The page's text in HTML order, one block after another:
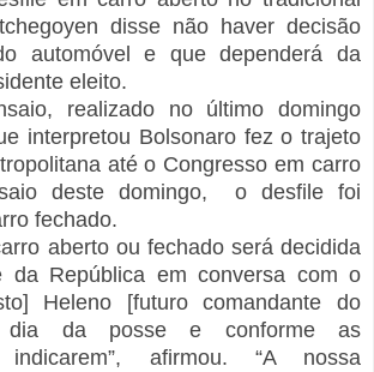
disse não haver decisão
automóvel e que dependerá da
eleito.
realizado no último domingo
interpretou Bolsonaro fez o trajeto
até o Congresso em carro
deste domingo, o desfile foi
fechado.
aberto ou fechado será decidida
da República em conversa com o
Heleno [futuro comandante do
da posse e conforme as
indicarem”, afirmou. “A nossa